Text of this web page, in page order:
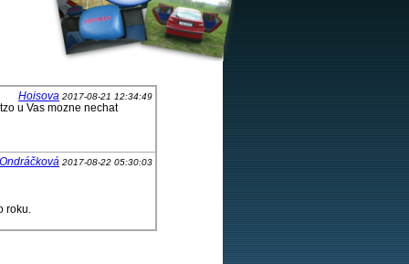
Hoisova 2017-08-21 12:34:49
u Vas mozne nechat
2017-08-22 05:30:03
roku.